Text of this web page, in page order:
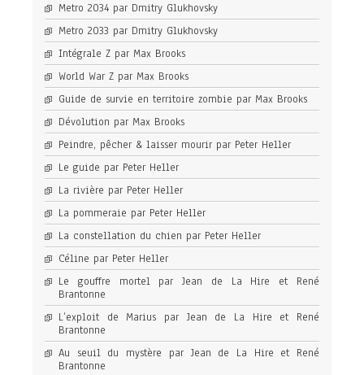
Metro 2034 par Dmitry Glukhovsky
Metro 2033 par Dmitry Glukhovsky
Intégrale Z par Max Brooks
World War Z par Max Brooks
Guide de survie en territoire zombie par Max Brooks
Dévolution par Max Brooks
Peindre, pêcher & laisser mourir par Peter Heller
Le guide par Peter Heller
La rivière par Peter Heller
La pommeraie par Peter Heller
La constellation du chien par Peter Heller
Céline par Peter Heller
Le gouffre mortel par Jean de La Hire et René
Brantonne
L’exploit de Marius par Jean de La Hire et René
Brantonne
Au seuil du mystère par Jean de La Hire et René
Brantonne